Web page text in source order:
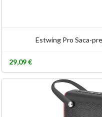
Estwing Pro Saca-
29,09 €